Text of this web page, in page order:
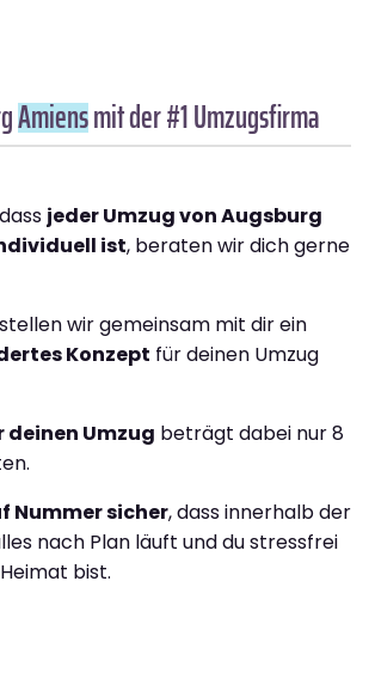
Amiensmit der #1 Umzugsfirma
jeder Umzug von Augsburg
ist, beraten wir dich gerne
wir gemeinsam mit dir ein
Konzept für deinen Umzug
deinen Umzug beträgt dabei nur 8
Nummer sicher, dass innerhalb der
nach Plan läuft und du stressfrei
bist.